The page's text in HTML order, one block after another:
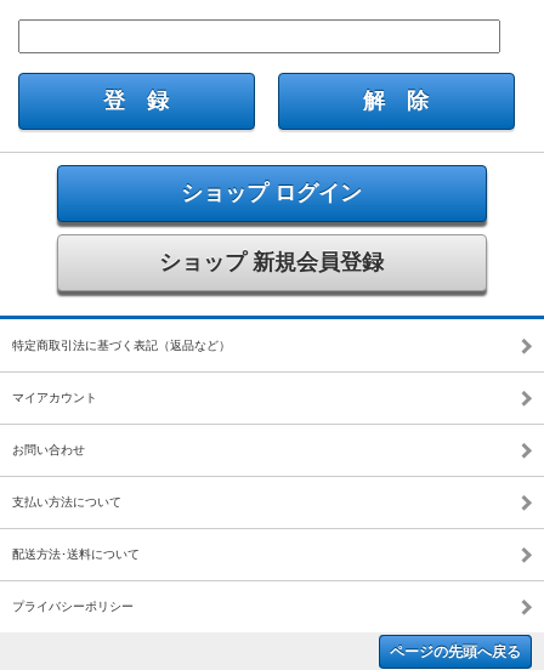
ショップ ログイン
ショップ 新規会員登録
特定商取引法に基づく表記（返品など）
マイアカウント
お問い合わせ
支払い方法について
配送方法･送料について
プライバシーポリシー
ページの先頭へ戻る